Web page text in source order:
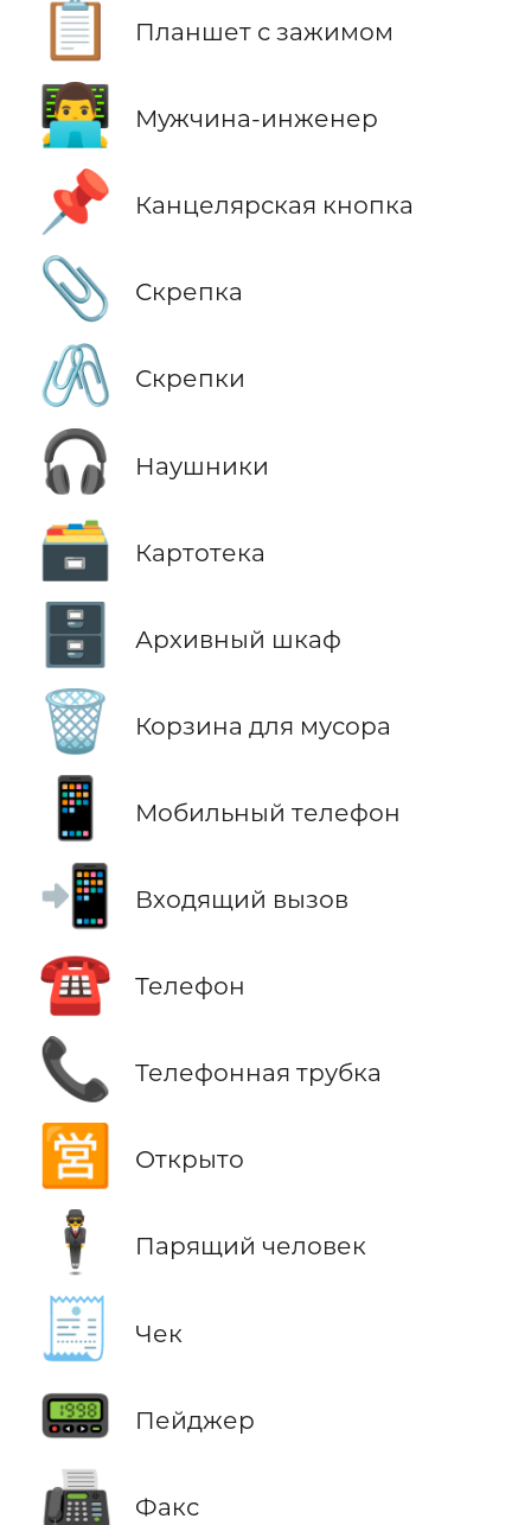
📋 Планшет с зажимом
👨‍💻 Мужчина-инженер
📌 Канцелярская кнопка
📎 Скрепка
🖇️ Скрепки
🎧 Наушники
🗃️ Картотека
🗄️ Архивный шкаф
🗑️ Корзина для мусора
📱 Мобильный телефон
📲 Входящий вызов
☎️ Телефон
📞 Телефонная трубка
🈺 Открыто
🕴️ Парящий человек
🧾 Чек
📟 Пейджер
📠 Факс